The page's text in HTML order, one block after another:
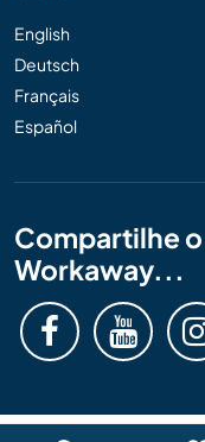
English
Deutsch
Français
Español
Compartilhe
Workaway...